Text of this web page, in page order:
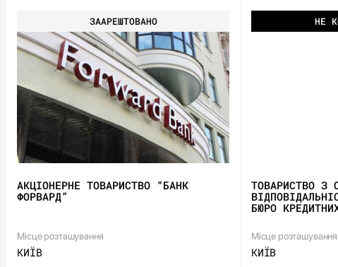
ЗААРЕШТОВАНО
АКЦІОНЕРНЕ ТОВАРИСТВО “БАНК
ФОРВАРД”
Місце розташування
КИЇВ
НЕ
ТОВАРИСТВО З
БЮРО
Місце розташування
КИЇВ